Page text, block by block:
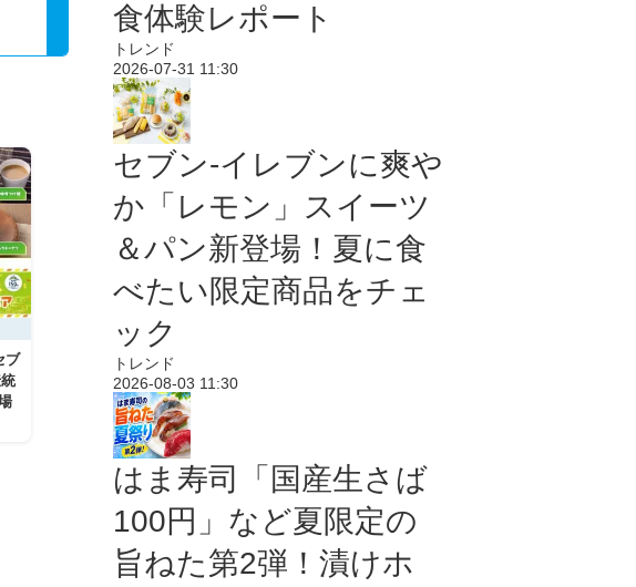
ブ
食体験レポート
トレンド
2026-07-31 11:30
セブン‐イレブンに爽や
か「レモン」スイーツ
＆パン新登場！夏に食
べたい限定商品をチェ
ック
トレンド
2026-08-03 11:30
はま寿司「国産生さば
100円」など夏限定の
旨ねた第2弾！漬けホ